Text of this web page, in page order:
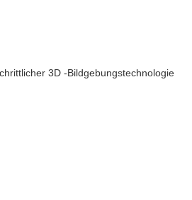
3D -Bildgebungstechnologie